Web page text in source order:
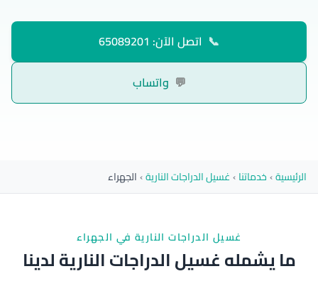
📞 اتصل الآن: 65089201
💬 واتساب
الرئيسية›خدماتنا›غسيل الدراجات النارية›الجهراء
غسيل الدراجات النارية في الجهراء
ما يشمله غسيل الدراجات النارية لدينا